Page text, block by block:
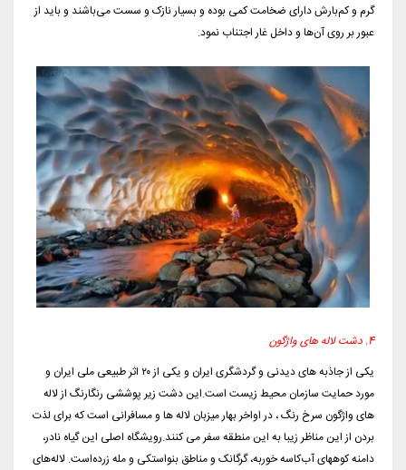
گرم و کم‌بارش دارای ضخامت کمی بوده و بسیار نازک و سست می‌باشند و باید از
عبور بر روی آن‌ها و داخل غار اجتناب نمود.
4. دشت لاله های واژگون
یکی از جاذبه های دیدنی و گردشگری ایران و یکی از ۲۰ اثر طبیعی ملی ایران و
مورد حمایت سازمان محیط زیست است.این دشت زیر پوششی رنگارنگ از لاله
های واژگون سرخ رنگ ، در اواخر بهار میزبان لاله ها و مسافرانی است که برای لذت
بردن از این مناظر زیبا به این منطقه سفر می کنند.رویشگاه اصلی این گیاه نادر،
دامنه کوههای آب‌کاسه خوربه، گرگانک و مناطق بنواستکی و مله زرده‌است. لاله‌های